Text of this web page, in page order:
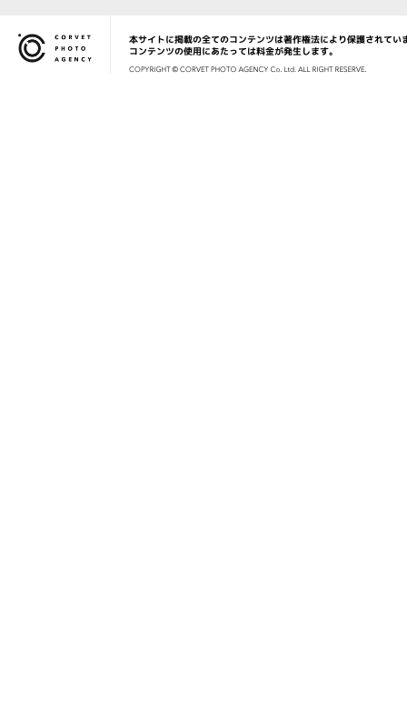
Corvet Photo Agency
本サイトに掲載の全てのコンテンツは著作権法により保護されてい
コンテンツの使用にあたっては料金が発生します。